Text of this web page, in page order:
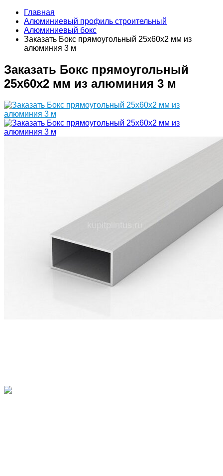
Главная
Алюминиевый профиль строительный
Алюминиевый бокс
Заказать Бокс прямоугольный 25х60х2 мм из
алюминия 3 м
Заказать Бокс прямоугольный
25х60х2 мм из алюминия 3 м